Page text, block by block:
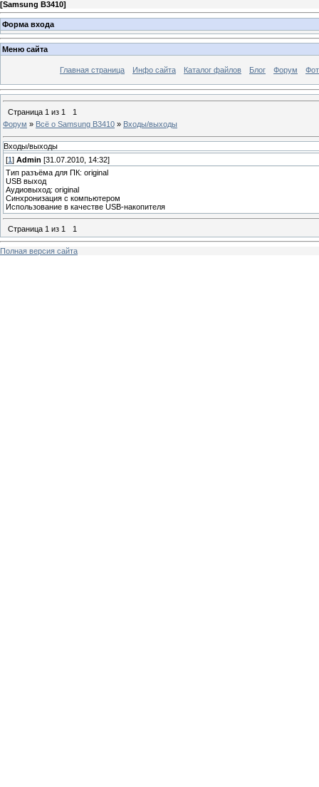
[Samsung B3410]
Форма входа
Меню сайта
Главная страница Инфо сайта Каталог файлов Блог Форум
Страница 1 из 1
1
Форум » Всё о Samsung B3410 » Входы/выходы
Входы/выходы
[1 ] Admin [31.07.2010, 14:32]
Тип разъёма для ПК: original
USB выход
Аудиовыход: original
Синхронизация с компьютером
Использование в качестве USB-накопителя
Страница 1 из 1 1
Полная версия сайта